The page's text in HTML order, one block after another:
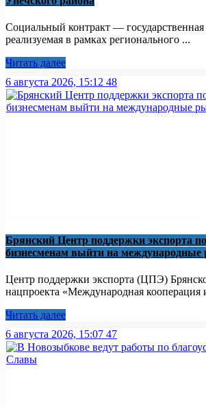
Социальный контракт —
реализуемая в рамках регионального ...
Читать далее
6 августа 2026, 15:12 48
Брянский Центр поддержки экспорта
бизнесменам выйти на
Центр поддержки экспорта (ЦПЭ)
нацпроекта «Международная кооперация
Читать далее
6 августа 2026, 15:07 47